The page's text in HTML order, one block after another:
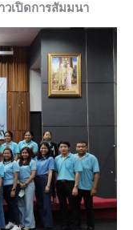
วเปิดการสัมมนา